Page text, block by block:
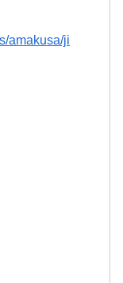
amakusa/ji